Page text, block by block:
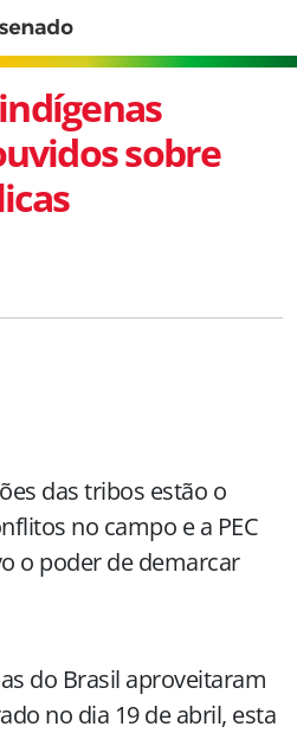
sobre
das tribos estão o
no campo e a PEC
o poder de demarcar
do Brasil aproveitaram
no dia 19 de abril, esta